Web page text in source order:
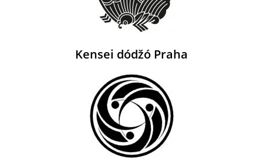
Kensei dódžó Praha